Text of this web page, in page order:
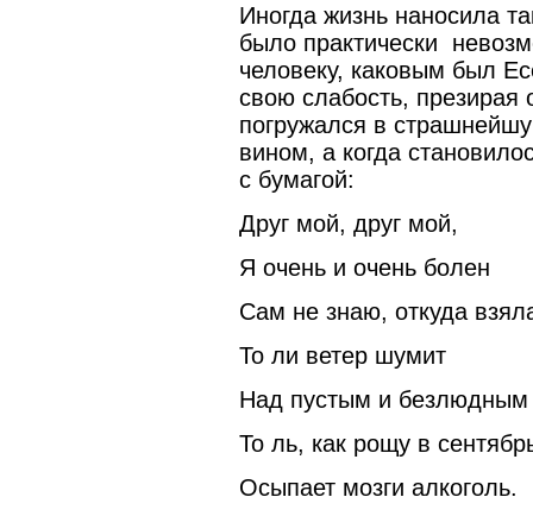
Иногда жизнь наносила
было практически
человеку, каковым был
свою слабость, презирая
погружался в
вином, а когда
с бумагой:
Друг мой, друг мой,
Я очень и очень болен
Сам не знаю, откуда
То ли ветер шумит
Над пустым и
То ль, как рощу в
Осыпает мозги алкоголь.